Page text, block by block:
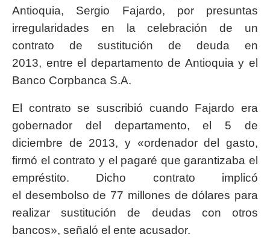
Antioquia, Sergio Fajardo, por presuntas
irregularidades en la celebración de un
contrato de sustitución de deuda en
2013, entre el departamento de Antioquia y el
Banco Corpbanca S.A.
El contrato se suscribió cuando Fajardo era
gobernador del departamento, el 5 de
diciembre de 2013, y «ordenador del gasto,
firmó el contrato y el pagaré que garantizaba el
empréstito. Dicho contrato implicó
el desembolso de 77 millones de dólares para
realizar sustitución de deudas con otros
bancos», señaló el ente acusador.